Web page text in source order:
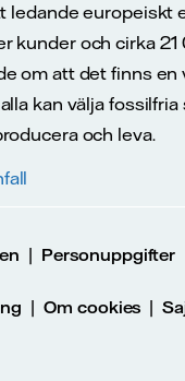
ledande europeiskt
kunder och cirka
om att det finns en
kan välja
och leva.
| Personuppgifter
| Om cookies |